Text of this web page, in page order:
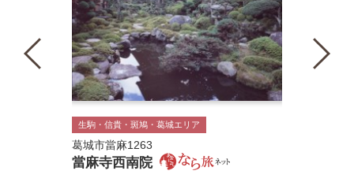
生駒・信貴・斑鳩・葛城エリア
葛城市當麻1263
當麻寺西南院